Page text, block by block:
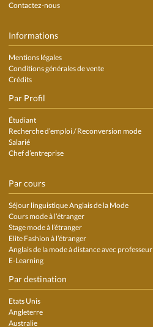
Contactez-nous
Informations
Mentions légales
Conditions générales de vente
Crédits
Par Profil
Étudiant
Recherche d’emploi / Reconversion mode
Salarié
Chef d’entreprise
Par cours
Séjour linguistique Anglais de la Mode
Cours mode à l’étranger
Stage mode à l’étranger
Elite Fashion à l’étranger
Anglais de la mode à distance avec professeur
E-Learning
Par destination
Etats Unis
Angleterre
Australie